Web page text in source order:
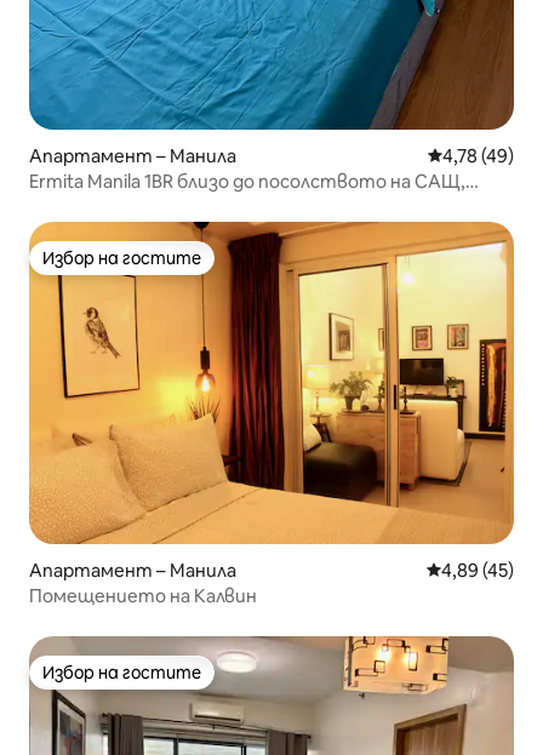
Апартамент – Манила Средна
4,78 (49)
Ermita Manila 1BR близо до посолството на САЩ,
Избор на гостите
Избор на гостите
Апартамент – Манила Средна
4,89 (45)
Помещението на Калвин
Избор на гостите
Избор на гостите